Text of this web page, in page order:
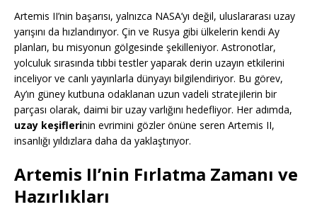
Artemis II’nin başarısı, yalnızca NASA’yı değil, uluslararası uzay
yarışını da hızlandırıyor. Çin ve Rusya gibi ülkelerin kendi Ay
planları, bu misyonun gölgesinde şekilleniyor. Astronotlar,
yolculuk sırasında tıbbi testler yaparak derin uzayın etkilerini
inceliyor ve canlı yayınlarla dünyayı bilgilendiriyor. Bu görev,
Ay’ın güney kutbuna odaklanan uzun vadeli stratejilerin bir
parçası olarak, daimi bir uzay varlığını hedefliyor. Her adımda,
uzay keşiflerinin evrimini gözler önüne seren Artemis II,
insanlığı yıldızlara daha da yaklaştırıyor.
Artemis II’nin Fırlatma Zamanı ve
Hazırlıkları